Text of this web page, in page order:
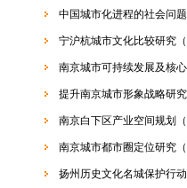
中国城市化进程的社会问
宁沪杭城市文化比较研究（
南京城市可持续发展及核
提升南京城市形象战略研究
南京白下区产业空间规划（
南京城市都市圈定位研究（
扬州历史文化名城保护行